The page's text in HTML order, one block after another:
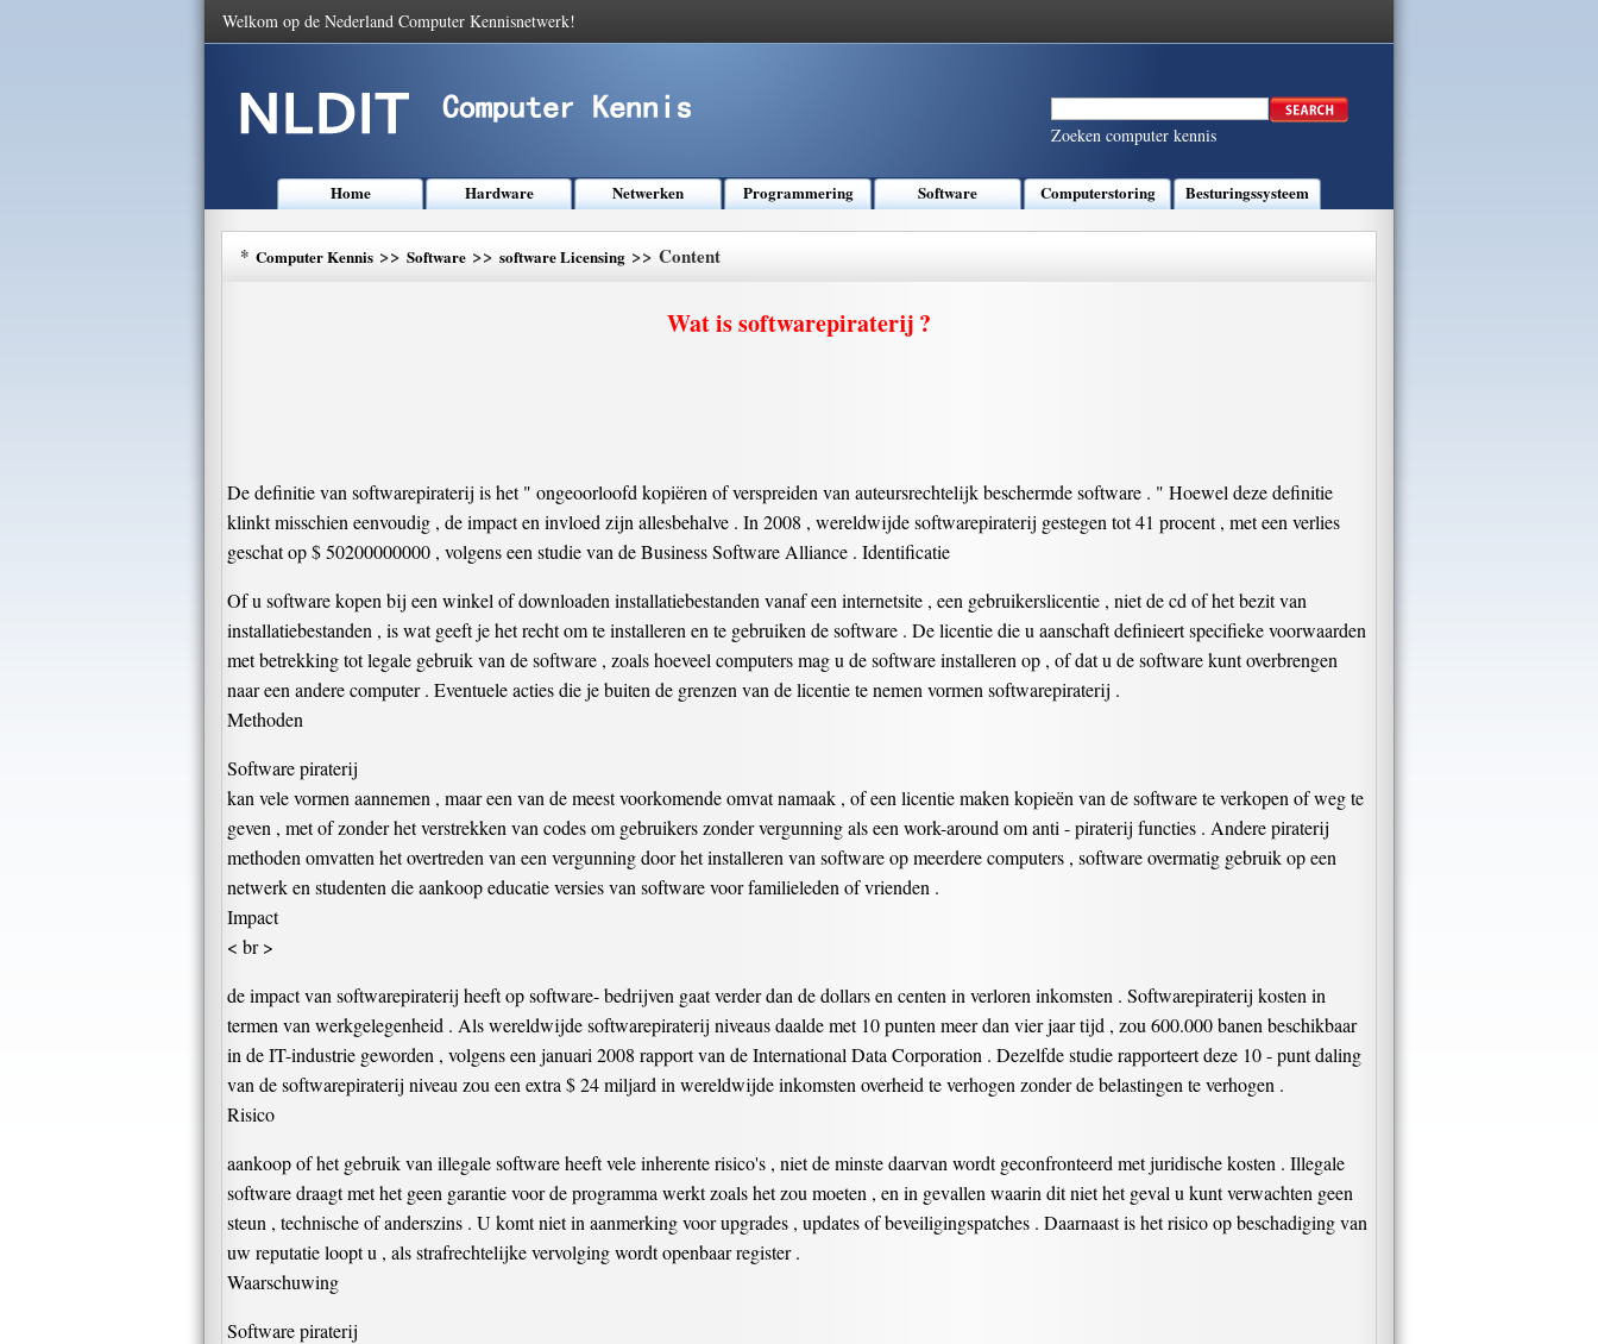
Welkom op de Nederland Computer Kennisnetwerk!
Zoeken computer kennis
Home Hardware Netwerken Programmering Software Computerstoring Besturingssysteem
* Computer Kennis >> Software >> software Licensing >> Content
Wat is softwarepiraterij ?
De definitie van softwarepiraterij is het " ongeoorloofd kopiëren of verspreiden van auteursrechtelijk beschermde software . " Hoewel deze definitie
klinkt misschien eenvoudig , de impact en invloed zijn allesbehalve . In 2008 , wereldwijde softwarepiraterij gestegen tot 41 procent , met een verlies
geschat op $ 50200000000 , volgens een studie van de Business Software Alliance . Identificatie
Of u software kopen bij een winkel of downloaden installatiebestanden vanaf een internetsite , een gebruikerslicentie , niet de cd of het bezit van
installatiebestanden , is wat geeft je het recht om te installeren en te gebruiken de software . De licentie die u aanschaft definieert specifieke voorwaarden
met betrekking tot legale gebruik van de software , zoals hoeveel computers mag u de software installeren op , of dat u de software kunt overbrengen
naar een andere computer . Eventuele acties die je buiten de grenzen van de licentie te nemen vormen softwarepiraterij .
Methoden
Software piraterij
kan vele vormen aannemen , maar een van de meest voorkomende omvat namaak , of een licentie maken kopieën van de software te verkopen of weg te
geven , met of zonder het verstrekken van codes om gebruikers zonder vergunning als een work-around om anti - piraterij functies . Andere piraterij
methoden omvatten het overtreden van een vergunning door het installeren van software op meerdere computers , software overmatig gebruik op een
netwerk en studenten die aankoop educatie versies van software voor familieleden of vrienden .
Impact
< br >
de impact van softwarepiraterij heeft op software- bedrijven gaat verder dan de dollars en centen in verloren inkomsten . Softwarepiraterij kosten in
termen van werkgelegenheid . Als wereldwijde softwarepiraterij niveaus daalde met 10 punten meer dan vier jaar tijd , zou 600.000 banen beschikbaar
in de IT-industrie geworden , volgens een januari 2008 rapport van de International Data Corporation . Dezelfde studie rapporteert deze 10 - punt daling
van de softwarepiraterij niveau zou een extra $ 24 miljard in wereldwijde inkomsten overheid te verhogen zonder de belastingen te verhogen .
Risico
aankoop of het gebruik van illegale software heeft vele inherente risico's , niet de minste daarvan wordt geconfronteerd met juridische kosten . Illegale
software draagt ​​met het geen garantie voor de programma werkt zoals het zou moeten , en in gevallen waarin dit niet het geval u kunt verwachten geen
steun , technische of anderszins . U komt niet in aanmerking voor upgrades , updates of beveiligingspatches . Daarnaast is het risico op beschadiging van
uw reputatie loopt u , als strafrechtelijke vervolging wordt openbaar register .
Waarschuwing
Software piraterij